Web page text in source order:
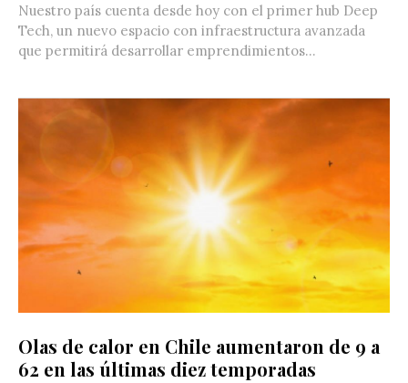
Nuestro país cuenta desde hoy con el primer hub Deep
Tech, un nuevo espacio con infraestructura avanzada
que permitirá desarrollar emprendimientos...
Olas de calor en Chile aumentaron de 9 a
62 en las últimas diez temporadas